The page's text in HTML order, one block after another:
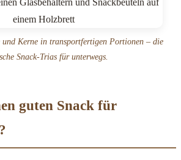
und Kerne in transportfertigen Portionen – die
Snack-Trias für unterwegs.
guten Snack für